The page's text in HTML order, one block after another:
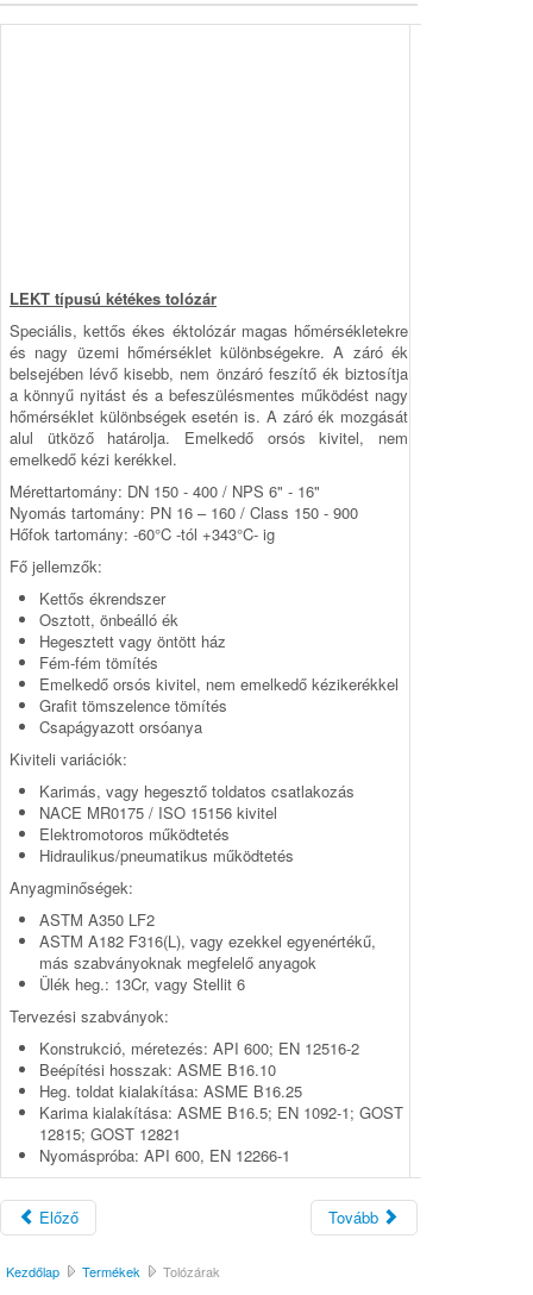
LEKT típusú kétékes tolózár
Speciális, kettős ékes éktolózár magas hőmérsékletekre
és nagy üzemi hőmérséklet különbségekre. A záró ék
belsejében lévő kisebb, nem önzáró feszítő ék biztosítja
a könnyű nyitást és a befeszülésmentes működést nagy
hőmérséklet különbségek esetén is. A záró ék mozgását
alul ütköző határolja. Emelkedő orsós kivitel, nem
emelkedő kézi kerékkel.
Mérettartomány: DN 150 - 400 / NPS 6" - 16"
Nyomás tartomány: PN 16 – 160 / Class 150 - 900
Hőfok tartomány: -60°C -tól +343°C- ig
Fő jellemzők:
Kettős ékrendszer
Osztott, önbeálló ék
Hegesztett vagy öntött ház
Fém-fém tömítés
Emelkedő orsós kivitel, nem emelkedő kézikerékkel
Grafit tömszelence tömítés
Csapágyazott orsóanya
Kiviteli variációk:
Karimás, vagy hegesztő toldatos csatlakozás
NACE MR0175 / ISO 15156 kivitel
Elektromotoros működtetés
Hidraulikus/pneumatikus működtetés
Anyagminőségek:
ASTM A350 LF2
ASTM A182 F316(L), vagy ezekkel egyenértékű,
más szabványoknak megfelelő anyagok
Ülék heg.: 13Cr, vagy Stellit 6
Tervezési szabványok:
Konstrukció, méretezés: API 600; EN 12516-2
Beépítési hosszak: ASME B16.10
Heg. toldat kialakítása: ASME B16.25
Karima kialakítása: ASME B16.5; EN 1092-1; GOST
12815; GOST 12821
Nyomáspróba: API 600, EN 12266-1
Előző Tovább
Kezdőlap Termékek Tolózárak